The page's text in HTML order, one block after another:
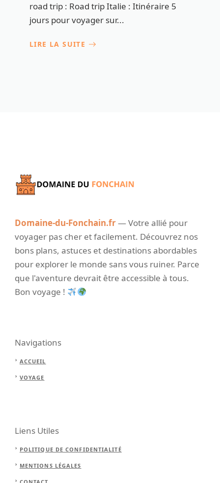
road trip : Road trip Italie : Itinéraire 5
jours pour voyager sur...
LIRE LA SUITE
Domaine-du-Fonchain.fr— Votre allié pour
voyager pas cher et facilement. Découvrez nos
bons plans, astuces et destinations abordables
pour explorer le monde sans vous ruiner. Parce
que l'aventure devrait être accessible à tous.
Bon voyage !
Navigations
ACCUEIL
VOYAGE
Liens Utiles
POLITIQUE DE CONFIDENTIALITÉ
MENTIONS LÉGALES